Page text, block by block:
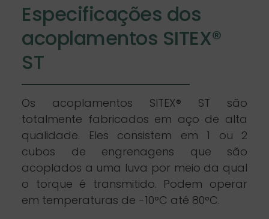
Especificações dos
acoplamentos SITEX®
ST
Os acoplamentos SITEX® ST são
totalmente fabricados em aço de alta
qualidade. Eles consistem em 1 ou 2
cubos de engrenagens que são
acoplados a uma luva por meio da qual
o torque é transmitido. Podem operar
em temperaturas de -10°C até 80°C.